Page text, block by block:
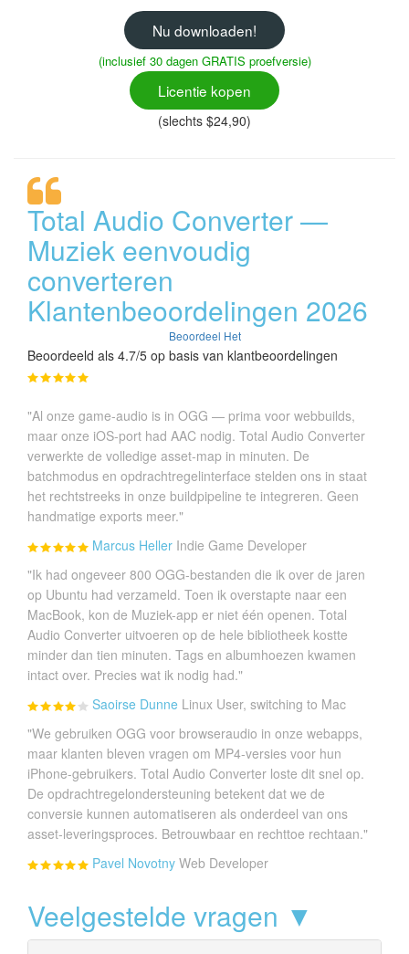
Nu downloaden!
(inclusief 30 dagen GRATIS proefversie)
Licentie kopen
(slechts $24,90)
Total Audio Converter —
Muziek eenvoudig
converteren
Klantenbeoordelingen 2026
Beoordeel Het
Beoordeeld als 4.7/5 op basis van klantbeoordelingen
"Al onze game-audio is in OGG — prima voor webbuilds,
maar onze iOS-port had AAC nodig. Total Audio Converter
verwerkte de volledige asset-map in minuten. De
batchmodus en opdrachtregelinterface stelden ons in staat
het rechtstreeks in onze buildpipeline te integreren. Geen
handmatige exports meer."
Marcus Heller Indie Game Developer
"Ik had ongeveer 800 OGG-bestanden die ik over de jaren
op Ubuntu had verzameld. Toen ik overstapte naar een
MacBook, kon de Muziek-app er niet één openen. Total
Audio Converter uitvoeren op de hele bibliotheek kostte
minder dan tien minuten. Tags en albumhoezen kwamen
intact over. Precies wat ik nodig had."
Saoirse Dunne Linux User, switching to Mac
"We gebruiken OGG voor browseraudio in onze webapps,
maar klanten bleven vragen om MP4-versies voor hun
iPhone-gebruikers. Total Audio Converter loste dit snel op.
De opdrachtregelondersteuning betekent dat we de
conversie kunnen automatiseren als onderdeel van ons
asset-leveringsproces. Betrouwbaar en rechttoe rechtaan."
Pavel Novotny Web Developer
Veelgestelde vragen ▼